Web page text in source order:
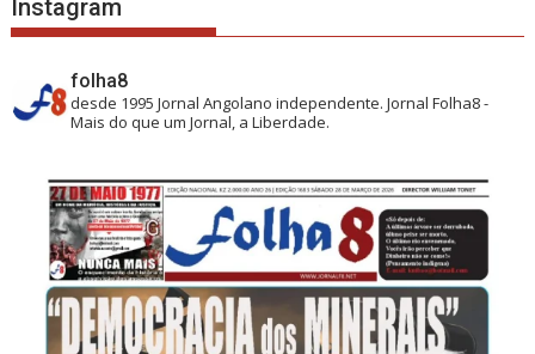
Instagram
folha8
desde 1995 Jornal Angolano independente.Jornal Folha8 -
Mais do que um Jornal, a Liberdade.